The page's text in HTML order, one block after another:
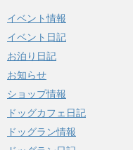
イベント情報
イベント日記
お泊り日記
お知らせ
ショップ情報
ドッグカフェ日記
ドッグラン情報